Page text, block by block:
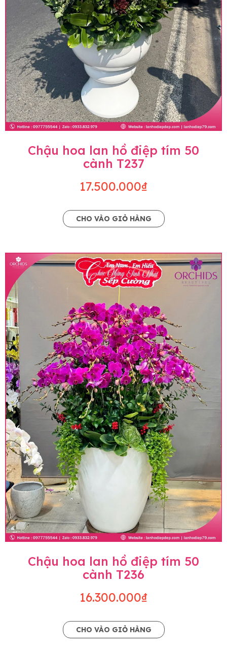
Chậu hoa lan hồ điệp tím 50
cành T237
17.500.000₫
CHO VÀO GIỎ HÀNG
Chậu hoa lan hồ điệp tím 50
cành T236
16.300.000₫
CHO VÀO GIỎ HÀNG